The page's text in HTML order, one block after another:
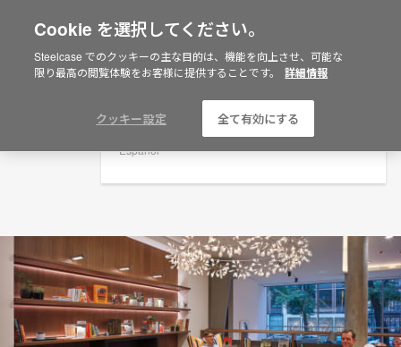
Are you in United States?
Would you like to see Products we sell in
Americas
Español
ミュンヘン、ドイツ
Cookie を選択してください。
Steelcase でのクッキーの主な目的は、機能を向上させ、可能な
限り最高の閲覧体験をお客様に提供することです。
詳細情報
クッキー設定 全て有効にする